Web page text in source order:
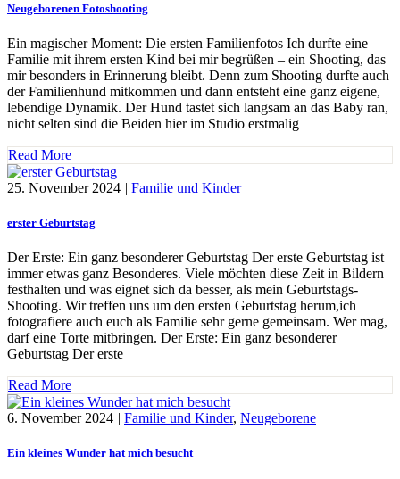
Neugeborenen Fotoshooting
Ein magischer Moment: Die ersten Familienfotos Ich durfte eine
Familie mit ihrem ersten Kind bei mir begrüßen – ein Shooting, das
mir besonders in Erinnerung bleibt. Denn zum Shooting durfte auch
der Familienhund mitkommen und dann entsteht eine ganz eigene,
lebendige Dynamik. Der Hund tastet sich langsam an das Baby ran,
nicht selten sind die Beiden hier im Studio erstmalig
Read More
25. November 2024 | Familie und Kinder
erster Geburtstag
Der Erste: Ein ganz besonderer Geburtstag Der erste Geburtstag ist
immer etwas ganz Besonderes. Viele möchten diese Zeit in Bildern
festhalten und was eignet sich da besser, als mein Geburtstags-
Shooting. Wir treffen uns um den ersten Geburtstag herum,ich
fotografiere auch euch als Familie sehr gerne gemeinsam. Wer mag,
darf eine Torte mitbringen. Der Erste: Ein ganz besonderer
Geburtstag Der erste
Read More
6. November 2024 | Familie und Kinder, Neugeborene
Ein kleines Wunder hat mich besucht